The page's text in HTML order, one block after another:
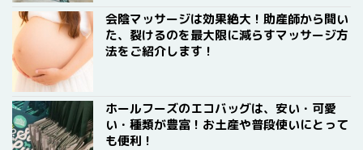
会陰マッサージは効果絶大！助産師から聞い
た、裂けるのを最大限に減らすマッサージ方
法をご紹介します！
ホールフーズのエコバッグは、安い・可愛
い・種類が豊富！お土産や普段使いにとって
も便利！